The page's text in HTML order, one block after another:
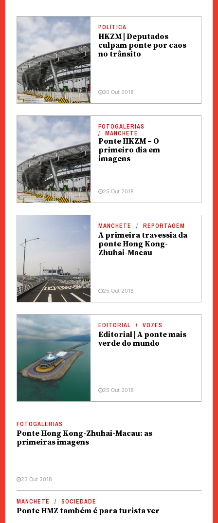
POLÍTICA
HKZM | Deputados
culpam ponte por caos
no trânsito
30 Out 2018
FOTOGALERIAS
MANCHETE
Ponte HKZM – O
primeiro dia em
imagens
25 Out 2018
MANCHETE REPORTAGEM
A primeira travessia da
ponte Hong Kong-
Zhuhai-Macau
25 Out 2018
EDITORIAL VOZES
Editorial | A ponte mais
verde do mundo
25 Out 2018
FOTOGALERIAS
Ponte Hong Kong-Zhuhai-Macau: as
primeiras imagens
23 Out 2018
MANCHETE SOCIEDADE
Ponte HMZ também é para turista ver